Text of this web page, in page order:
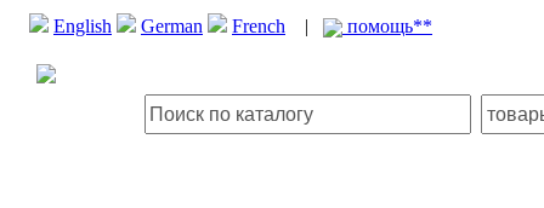
English German French | помощь**